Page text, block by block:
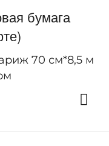
бумага
70 см*8,5 м